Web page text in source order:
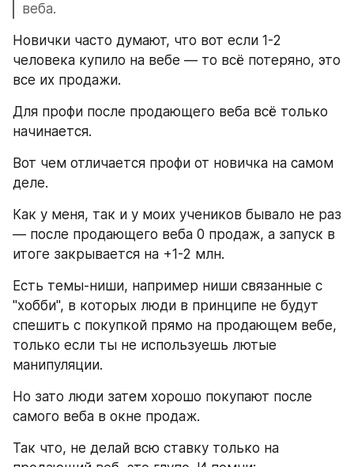
веба.
Новички часто думают, что вот если 1-2
человека купило на вебе — то всё потеряно, это
все их продажи.
Для профи после продающего веба всё только
начинается.
Вот чем отличается профи от новичка на самом
деле.
Как у меня, так и у моих учеников бывало не раз
— после продающего веба 0 продаж, а запуск в
итоге закрывается на +1-2 млн.
Есть темы-ниши, например ниши связанные с
"хобби", в которых люди в принципе не будут
спешить с покупкой прямо на продающем вебе,
только если ты не используешь лютые
манипуляции.
Но зато люди затем хорошо покупают после
самого веба в окне продаж.
Так что, не делай всю ставку только на